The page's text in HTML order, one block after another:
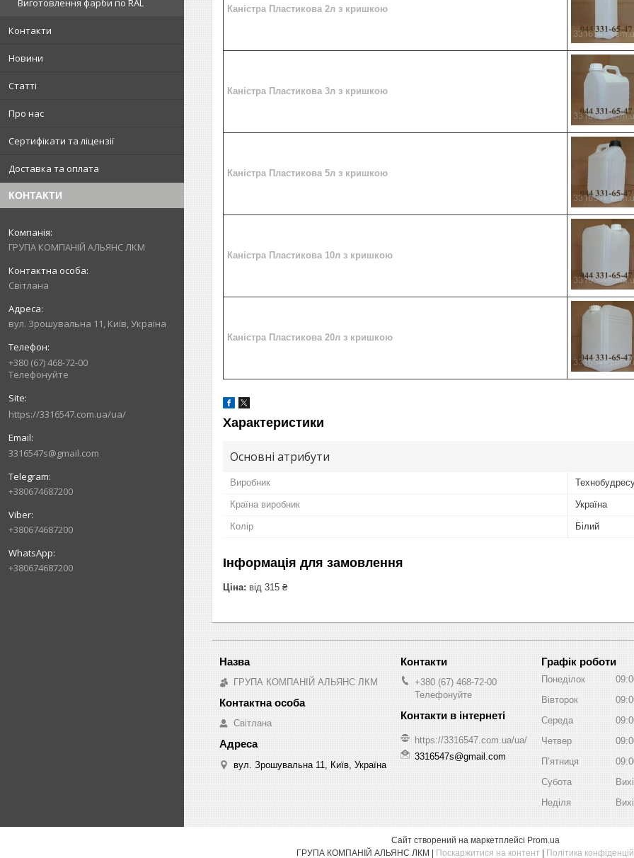
Виготовлення фарби по RAL
Контакти
Новини
Статті
Про нас
Сертифікати та ліцензії
Доставка та оплата
КОНТАКТИ
ГРУПА КОМПАНІЙ АЛЬЯНС ЛКМ
Світлана
вул. Зрошувальна 11, Київ, Україна
+380 (67) 468-72-00
Телефонуйте
https://3316547.com.ua/ua/
3316547s@gmail.com
+380674687200
+380674687200
+380674687200
Каністра Пластикова 2л з кришкою
Каністра Пластикова 3л з кришкою
Каністра Пластикова 5л з кришкою
Каністра Пластикова 10л з кришкою
Каністра Пластикова 20л з кришкою
Характеристики
Основні атрибути
Виробник
Країна виробник Україна
Колір Білий
Інформація для замовлення
Ціна: від 315 ₴
ГРУПА КОМПАНІЙ АЛЬЯНС ЛКМ
Світлана
вул. Зрошувальна 11, Київ, Україна
+380 (67) 468-72-00
Телефонуйте
https://3316547.com.ua/ua/
3316547s@gmail.com
Графік роботи
Понеділок
Вівторок
Середа
Четвер
Пʼятниця
Субота
Неділя
Сайт створений на маркетплейсі Prom.ua
Поскаржитися на контент Політика